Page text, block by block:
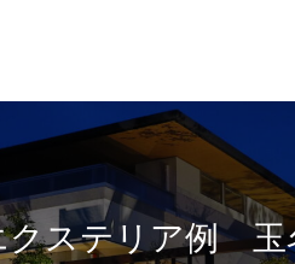
クステリア例